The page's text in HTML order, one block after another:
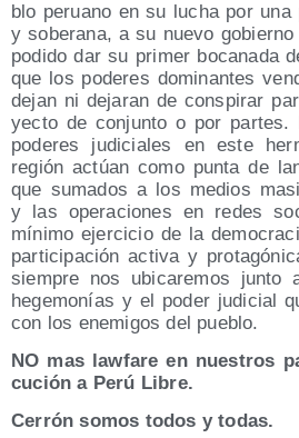
blo peruano en su lucha por
y sobe­ra­na, a su nue­vo
podi­do dar su pri­mer boca­na­da
que los pode­res domi­nan­tes
dejan ni deja­ran de cons­pi­rar
yec­to de con­jun­to o por par­tes.
pode­res judi­cia­les en este
región actúan como pun­ta de
que suma­dos a los medios
y las ope­ra­cio­nes en redes
míni­mo ejer­ci­cio de la
par­ti­ci­pa­ción acti­va y
siem­pre nos ubi­ca­re­mos jun­to
hege­mo­nías y el poder judi­cial
con los enemi­gos del pueblo.
NO mas law­fa­re en nues­tros
cu­ción a Perú Libre.
Cerrón somos todos y todas.